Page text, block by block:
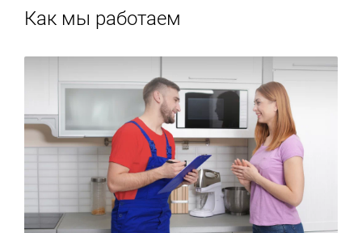
Как мы работаем